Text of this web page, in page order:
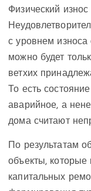
Физический
с уровнем износа
можно будет
ветхих
То есть
аварийное, а
дома считают
По результатам
объекты,
капитальных